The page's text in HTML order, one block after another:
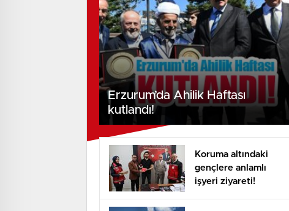
Erzurum’da Ahilik Haftası
kutlandı!
Koruma altındaki
gençlere anlamlı
işyeri ziyareti!